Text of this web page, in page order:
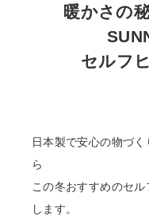
リビング雑貨
食品
暖かさの
セルフ
日本製で安心の物づ
ら
この冬おすすめのセ
します。